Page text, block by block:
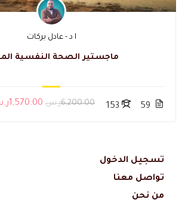
ا د - عادل بركات
ماجستير الصحة النفسية
59
153 6,200.00ر.س 1,570.00ر.س
تسجيل الدخول
تواصل معنا
من نحن